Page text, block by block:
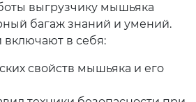
выгрузчику мышьяка
багаж знаний и умений.
в себя:
свойств мышьяка и его